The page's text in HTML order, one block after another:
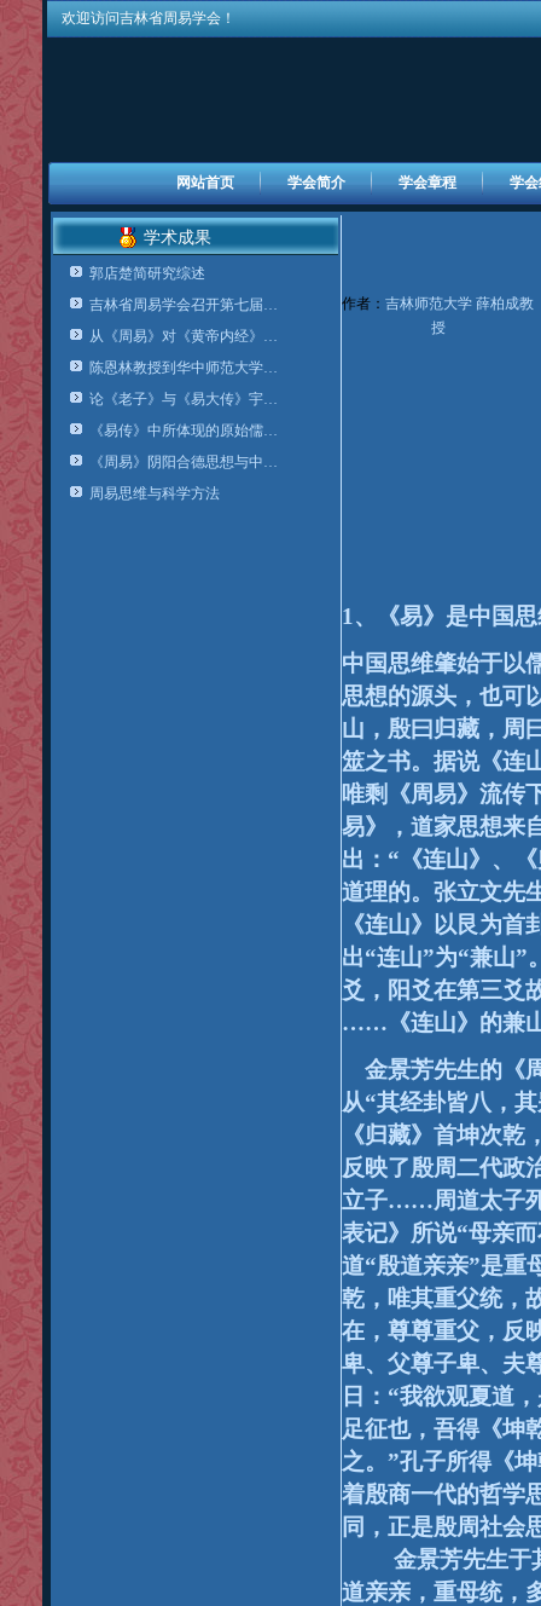
欢迎访问吉林省周易学会！
网站首页 学会简介 学会章程 学
学术成果
郭店楚简研究综述
吉林省周易学会召开第七届…
从《周易》对《黄帝内经》…
陈恩林教授到华中师范大学…
论《老子》与《易大传》宇…
《易传》中所体现的原始儒…
《周易》阴阳合德思想与中…
周易思维与科学方法
作者： 吉林师范大学 薛柏成教
授
1 、《易》是中国
中国思维肇始于以
思想的源头，也可
山，殷曰归藏，周
筮之书。据说《连
唯剩《周易》流传
易》，道家思想来
出：“ 《连山》、
道理的。张立文先
《连山》以艮为首
出“连山”为“兼山”
爻，阳爻在第三爻
…… 《连山》的
金景芳先生的《
从“其经卦皆八，
《归藏》首坤次
反映了殷周二代政
立子……周道太子
表记》所说“母亲
道“殷道亲亲”是重
乾，唯其重父统，
在，尊尊重父，反
卑、父尊子卑、夫
日：“我欲观夏道
足征也，吾得《坤
之。”孔子所得《
着殷商一代的哲学
同，正是殷周社会
金景芳先生于
道亲亲，重母统，